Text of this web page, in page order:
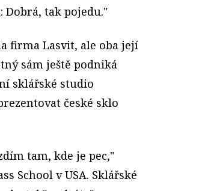
tak pojedu."
firma Lasvit, ale oba její
sám ještě podniká
sklářské studio
české sklo
tam, kde je pec,"
School v USA. Sklářské